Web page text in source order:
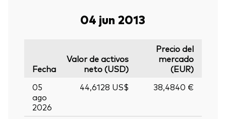
04 jun 2013
Fecha
Valor de activos
neto (USD)
Precio del
mercado
(EUR)
05
ago
2026
44,6128 US$ 38,4840 €